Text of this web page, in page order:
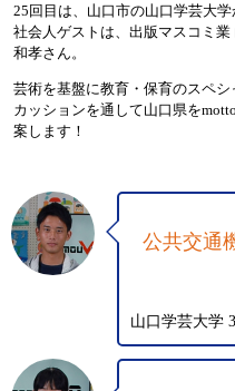
25回目は、山口市の山口学芸大学
社会人ゲストは、出版マスコミ
和孝さん。
芸術を基盤に教育・保育のスペ
カッションを通して山口県を
案します！
公共交通
山口学芸大学